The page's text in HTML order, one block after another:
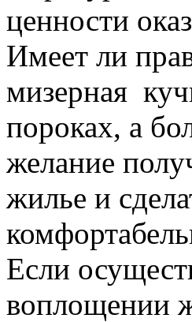
ценности
Имеет ли
мизерная
пороках, а
желание
жилье и
Если
воплощении